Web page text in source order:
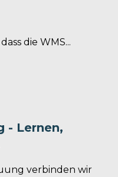
die WMS...
- Lernen,
verbinden wir